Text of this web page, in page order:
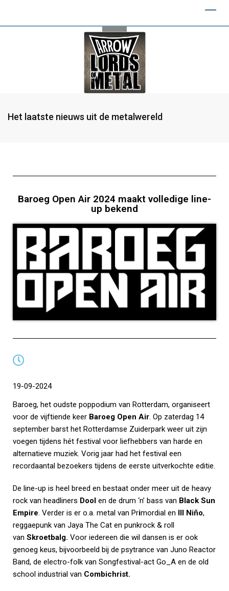
Het laatste nieuws uit de metalwereld
Baroeg Open Air 2024 maakt volledige line-
up bekend
19-09-2024
Baroeg, het oudste poppodium van Rotterdam, organiseert
voor de vijftiende keer Baroeg Open Air. Op zaterdag 14
september barst het Rotterdamse Zuiderpark weer uit zijn
voegen tijdens hét festival voor liefhebbers van harde en
alternatieve muziek. Vorig jaar had het festival een
recordaantal bezoekers tijdens de eerste uitverkochte editie.
De line-up is heel breed en bestaat onder meer uit de heavy
rock van headliners Dool en de drum ‘n’ bass van Black Sun
Empire. Verder is er o.a. metal van Primordial en Ill Niño,
reggaepunk van Jaya The Cat en punkrock & roll
van Skroetbalg. Voor iedereen die wil dansen is er ook
genoeg keus, bijvoorbeeld bij de psytrance van Juno Reactor
Band, de electro-folk van Songfestival-act Go_A en de old
school industrial van Combichrist.